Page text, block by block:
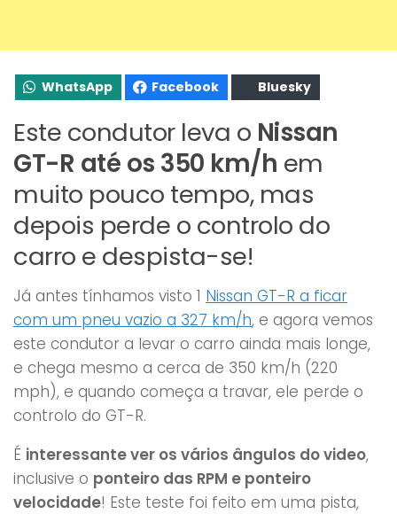
WhatsApp Facebook Bluesky
Este condutor leva o Nissan
GT-R até os 350 km/h em
muito pouco tempo, mas
depois perde o controlo do
carro e despista-se!
Já antes tínhamos visto 1 Nissan GT-R a ficar
com um pneu vazio a 327 km/h, e agora vemos
este condutor a levar o carro ainda mais longe,
e chega mesmo a cerca de 350 km/h (220
mph), e quando começa a travar, ele perde o
controlo do GT-R.
É interessante ver os vários ângulos do video,
inclusive o ponteiro das RPM e ponteiro
velocidade! Este teste foi feito em uma pista,